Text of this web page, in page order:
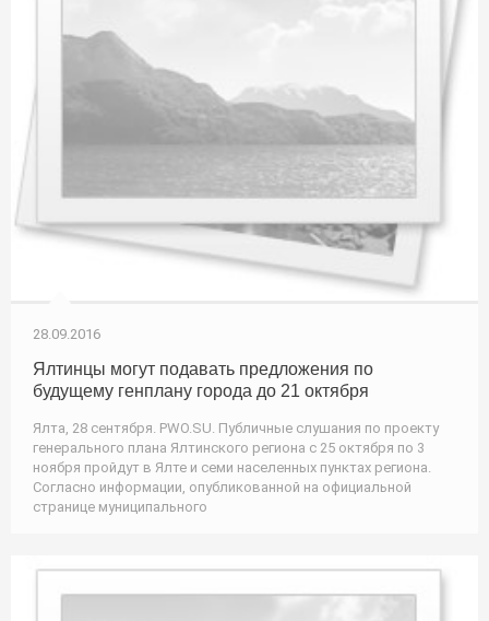
28.09.2016
Ялтинцы могут подавать предложения по
будущему генплану города до 21 октября
Ялта, 28 сентября. PWO.SU. Публичные слушания по проекту
генерального плана Ялтинского региона с 25 октября по 3
ноября пройдут в Ялте и семи населенных пунктах региона.
Согласно информации, опубликованной на официальной
странице муниципального